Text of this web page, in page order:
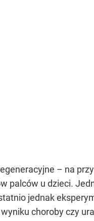
– na
palców u dzieci.
jednak
choroby czy